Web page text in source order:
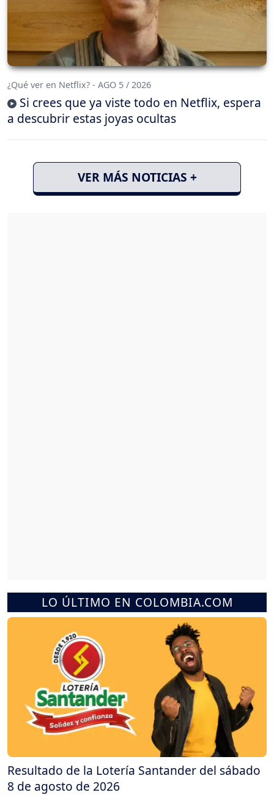
¿Qué ver en Netflix? - AGO 5 / 2026
Si crees que ya viste todo en Netflix, espera
a descubrir estas joyas ocultas
VER MÁS NOTICIAS +
LO ÚLTIMO EN COLOMBIA.COM
Resultado de la Lotería Santander del sábado
8 de agosto de 2026